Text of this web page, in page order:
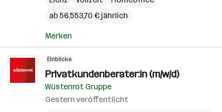
ab 56.553,70 € jährlich
Merken
Einblicke
Privatkundenberater:in (m/w/d)
Wüstenrot Gruppe
Gestern veröffentlicht